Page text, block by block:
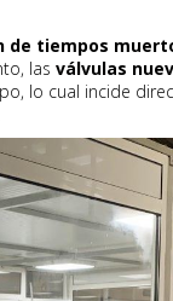
de tiempos
las válvulas
lo cual incide